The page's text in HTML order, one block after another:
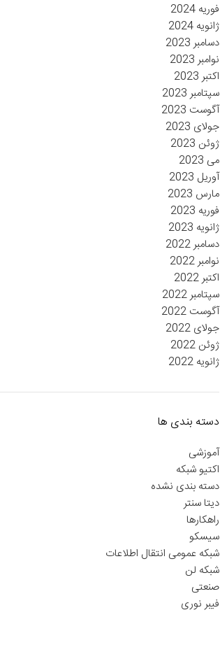
فوریه 2024
ژانویه 2024
دسامبر 2023
نوامبر 2023
اکتبر 2023
سپتامبر 2023
آگوست 2023
جولای 2023
ژوئن 2023
می 2023
آوریل 2023
مارس 2023
فوریه 2023
ژانویه 2023
دسامبر 2022
نوامبر 2022
اکتبر 2022
سپتامبر 2022
آگوست 2022
جولای 2022
ژوئن 2022
ژانویه 2022
دسته بندی ها
آموزشی
اکتیو شبکه
دسته بندی نشده
دیتا سنتر
راهکارها
سیسکو
شبکه عمومی انتقال اطلاعات
شبکه لن
صنعتی
فیبر نوری